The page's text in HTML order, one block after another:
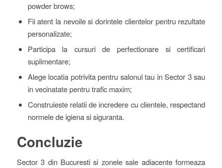
powder brows;
Fii atent la nevoile si dorintele clientelor pentru rezultate
personalizate;
Participa la cursuri de perfectionare si certificari
suplimentare;
Alege locatia potrivita pentru salonul tau in Sector 3 sau
in vecinatate pentru trafic maxim;
Construieste relatii de incredere cu clientele, respectand
normele de igiena si siguranta.
Concluzie
Sector 3 din Bucuresti si zonele sale adiacente formeaza